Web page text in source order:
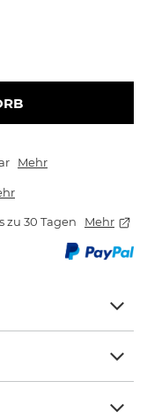
Mehr
zu 30 Tagen Mehr